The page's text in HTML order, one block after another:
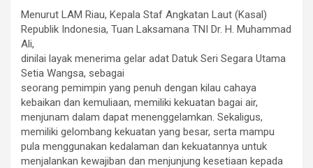
Menurut LAM Riau, Kepala Staf Angkatan Laut (Kasal)
Republik Indonesia, Tuan Laksamana TNI Dr. H. Muhammad
Ali,
dinilai layak menerima gelar adat Datuk Seri Segara Utama
Setia Wangsa, sebagai
seorang pemimpin yang penuh dengan kilau cahaya
kebaikan dan kemuliaan, memiliki kekuatan bagai air,
menjunam dalam dapat menenggelamkan. Sekaligus,
memiliki gelombang kekuatan yang besar, serta mampu
pula menggunakan kedalaman dan kekuatannya untuk
menjalankan kewajiban dan menjunjung kesetiaan kepada